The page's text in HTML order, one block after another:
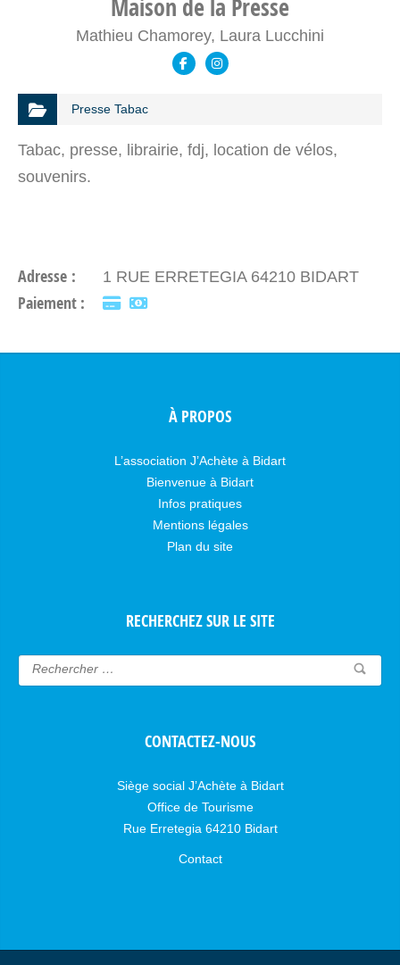
Maison de la Presse
Mathieu Chamorey, Laura Lucchini
Presse Tabac
Tabac, presse, librairie, fdj, location de vélos,
souvenirs.
Adresse : 1 RUE ERRETEGIA 64210 BIDART
Paiement :
À PROPOS
L’association J’Achète à Bidart
Bienvenue à Bidart
Infos pratiques
Mentions légales
Plan du site
RECHERCHEZ SUR LE SITE
CONTACTEZ-NOUS
Siège social J’Achète à Bidart
Office de Tourisme
Rue Erretegia 64210 Bidart
Contact